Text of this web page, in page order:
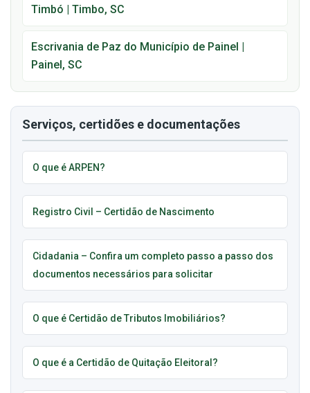
Timbó | Timbo, SC
Escrivania de Paz do Município de Painel |
Painel, SC
Serviços, certidões e documentações
O que é ARPEN?
Registro Civil – Certidão de Nascimento
Cidadania – Confira um completo passo a passo dos
documentos necessários para solicitar
O que é Certidão de Tributos Imobiliários?
O que é a Certidão de Quitação Eleitoral?